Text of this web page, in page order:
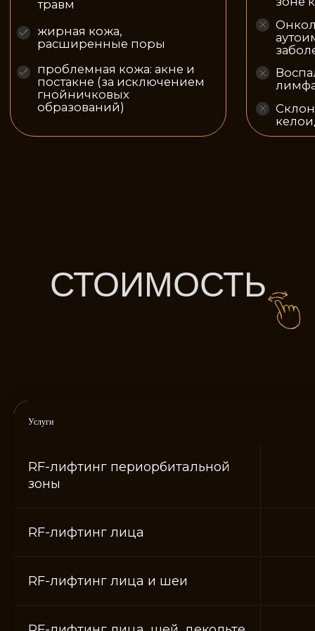
Услуги
RF-лифтинг периорбитальной
зоны
RF-лифтинг лица
RF-лифтинг лица и шеи
СПЕЦИАЛИСТЫ
Зверева Ксения
Андреевна
Лукичева Елена